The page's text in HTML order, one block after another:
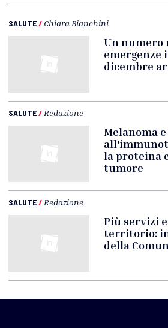
SALUTE/ Chiara Bianchini
Un numero
emergenze
dicembre
SALUTE/Redazione
Melanoma
la proteina
tumore
SALUTE/Redazione
Più servizi
territorio:
della